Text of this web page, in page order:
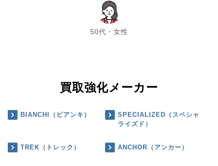
50代・女性
chevron_left chevron_right
買取強化メーカー
BIANCHI（ビアンキ）
SPECIALIZED（スペシャ
ライズド）
TREK（トレック） ANCHOR（アンカー）